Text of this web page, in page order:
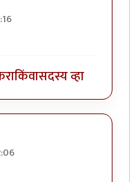
किंवासदस्य व्हा